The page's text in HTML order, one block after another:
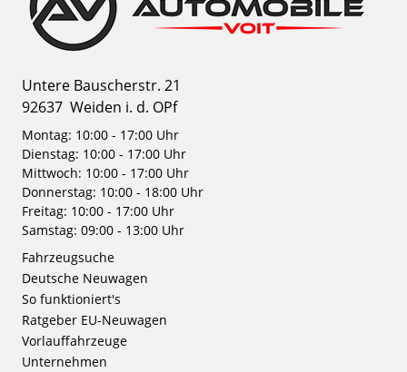
Untere Bauscherstr. 21
92637 Weiden i. d. OPf
Montag: 10:00 - 17:00 Uhr
Dienstag: 10:00 - 17:00 Uhr
Mittwoch: 10:00 - 17:00 Uhr
Donnerstag: 10:00 - 18:00 Uhr
Freitag: 10:00 - 17:00 Uhr
Samstag: 09:00 - 13:00 Uhr
Fahrzeugsuche
Deutsche Neuwagen
So funktioniert's
Ratgeber EU-Neuwagen
Vorlauffahrzeuge
Unternehmen